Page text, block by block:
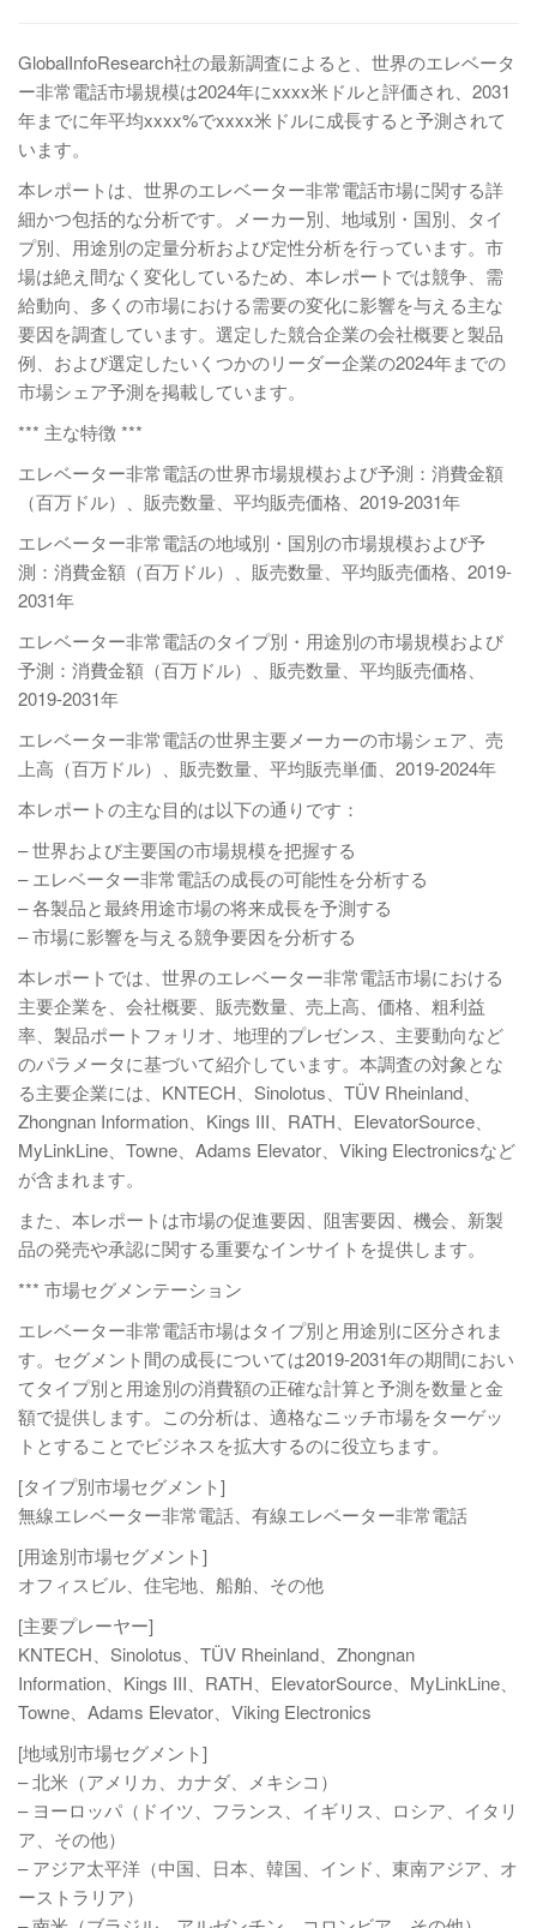
GlobalInfoResearch社の最新調査によると、世界のエレベータ
ー非常電話市場規模は2024年にxxxx米ドルと評価され、2031
年までに年平均xxxx%でxxxx米ドルに成長すると予測されて
います。
本レポートは、世界のエレベーター非常電話市場に関する詳
細かつ包括的な分析です。メーカー別、地域別・国別、タイ
プ別、用途別の定量分析および定性分析を行っています。市
場は絶え間なく変化しているため、本レポートでは競争、需
給動向、多くの市場における需要の変化に影響を与える主な
要因を調査しています。選定した競合企業の会社概要と製品
例、および選定したいくつかのリーダー企業の2024年までの
市場シェア予測を掲載しています。
*** 主な特徴 ***
エレベーター非常電話の世界市場規模および予測：消費金額
（百万ドル）、販売数量、平均販売価格、2019-2031年
エレベーター非常電話の地域別・国別の市場規模および予
測：消費金額（百万ドル）、販売数量、平均販売価格、2019-
2031年
エレベーター非常電話のタイプ別・用途別の市場規模および
予測：消費金額（百万ドル）、販売数量、平均販売価格、
2019-2031年
エレベーター非常電話の世界主要メーカーの市場シェア、売
上高（百万ドル）、販売数量、平均販売単価、2019-2024年
本レポートの主な目的は以下の通りです：
– 世界および主要国の市場規模を把握する
– エレベーター非常電話の成長の可能性を分析する
– 各製品と最終用途市場の将来成長を予測する
– 市場に影響を与える競争要因を分析する
本レポートでは、世界のエレベーター非常電話市場における
主要企業を、会社概要、販売数量、売上高、価格、粗利益
率、製品ポートフォリオ、地理的プレゼンス、主要動向など
のパラメータに基づいて紹介しています。本調査の対象とな
る主要企業には、KNTECH、Sinolotus、TÜV Rheinland、
Zhongnan Information、Kings III、RATH、ElevatorSource、
MyLinkLine、Towne、Adams Elevator、Viking Electronicsなど
が含まれます。
また、本レポートは市場の促進要因、阻害要因、機会、新製
品の発売や承認に関する重要なインサイトを提供します。
*** 市場セグメンテーション
エレベーター非常電話市場はタイプ別と用途別に区分されま
す。セグメント間の成長については2019-2031年の期間におい
てタイプ別と用途別の消費額の正確な計算と予測を数量と金
額で提供します。この分析は、適格なニッチ市場をターゲッ
トとすることでビジネスを拡大するのに役立ちます。
[タイプ別市場セグメント]
無線エレベーター非常電話、有線エレベーター非常電話
[用途別市場セグメント]
オフィスビル、住宅地、船舶、その他
[主要プレーヤー]
KNTECH、Sinolotus、TÜV Rheinland、Zhongnan
Information、Kings III、RATH、ElevatorSource、MyLinkLine、
Towne、Adams Elevator、Viking Electronics
[地域別市場セグメント]
– 北米（アメリカ、カナダ、メキシコ）
– ヨーロッパ（ドイツ、フランス、イギリス、ロシア、イタリ
ア、その他）
– アジア太平洋（中国、日本、韓国、インド、東南アジア、オ
ーストラリア）